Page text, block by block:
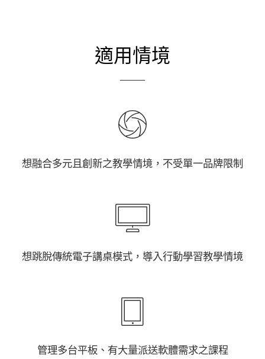
適用情境
想融合多元且創新之教學情境，不受單一品牌限制
想跳脫傳統電子講桌模式，導入行動學習教學情境
管理多台平板、有大量派送軟體需求之課程